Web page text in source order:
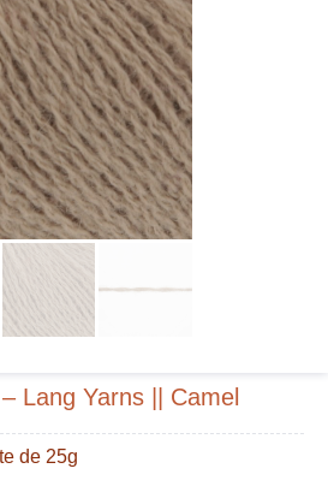
Lang Yarns || Camel
de 25g